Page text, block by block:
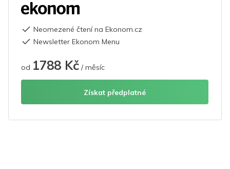
Neomezené čtení na Ekonom.cz
Newsletter Ekonom Menu
od 1788 Kč / měsíc
Získat předplatné